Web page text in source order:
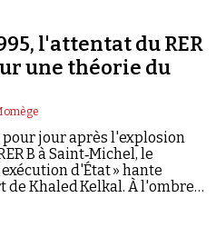
don
l'attentat du RER
une théorie du
jour après l'explosion
B à Saint‑Michel, le
d'État » hante
de Khaled Kelkal. À l'ombre